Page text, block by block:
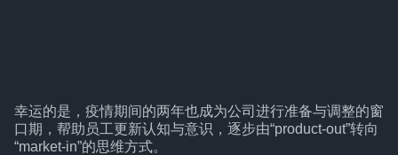
幸运的是，疫情期间的两年也成为公司进行准备与调整的窗
口期，帮助员工更新认知与意识，逐步由“product-out”转向
“market-in”的思维方式。